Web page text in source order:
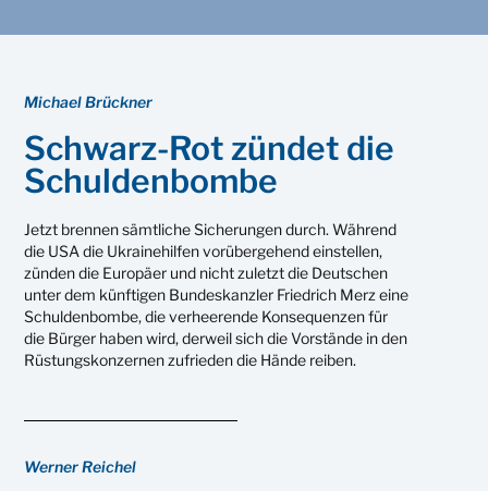
Michael Brückner
Schwarz-Rot zündet die
Schuldenbombe
Jetzt brennen sämtliche Sicherungen durch. Während
die USA die Ukrainehilfen vorübergehend einstellen,
zünden die Europäer und nicht zuletzt die Deutschen
unter dem künftigen Bundeskanzler Friedrich Merz eine
Schuldenbombe, die verheerende Konsequenzen für
die Bürger haben wird, derweil sich die Vorstände in den
Rüstungskonzernen zufrieden die Hände reiben.
Werner Reichel